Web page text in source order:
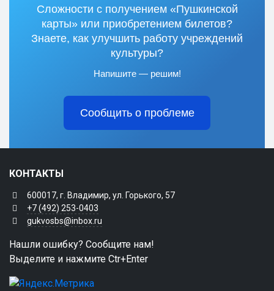
Сложности с получением «Пушкинской
карты» или приобретением билетов?
Знаете, как улучшить работу учреждений
культуры?
Напишите — решим!
Сообщить о проблеме
КОНТАКТЫ
600017, г. Владимир, ул. Горького, 57
+7 (492) 253-0403
gukvosbs@inbox.ru
Нашли ошибку? Сообщите нам!
Выделите и нажмите Ctr+Enter